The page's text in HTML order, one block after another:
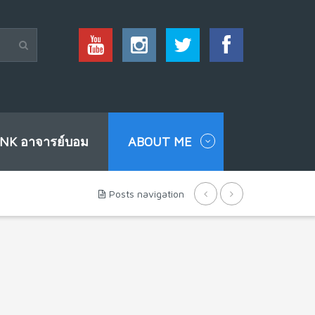
อาจารย์บอม ABOUT ME
Posts navigation